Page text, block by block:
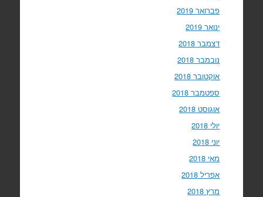
פברואר 2019
ינואר 2019
דצמבר 2018
נובמבר 2018
אוקטובר 2018
ספטמבר 2018
אוגוסט 2018
יולי 2018
יוני 2018
מאי 2018
אפריל 2018
מרץ 2018